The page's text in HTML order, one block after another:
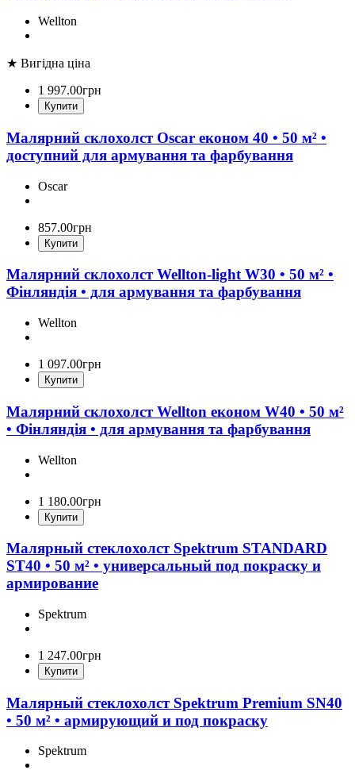
Wellton
★ Вигідна ціна
1 997.00грн
Купити
Малярний склохолст Oscar економ 40 • 50 м² •
доступний для армування та фарбування
Oscar
857.00грн
Купити
Малярний склохолст Wellton-light W30 • 50 м² •
Фінляндія • для армування та фарбування
Wellton
1 097.00грн
Купити
Малярний склохолст Wellton економ W40 • 50 м²
• Фінляндія • для армування та фарбування
Wellton
1 180.00грн
Купити
Малярный стеклохолст Spektrum STANDARD
ST40 • 50 м² • универсальный под покраску и
армирование
Spektrum
1 247.00грн
Купити
Малярный стеклохолст Spektrum Premium SN40
• 50 м² • армирующий и под покраску
Spektrum